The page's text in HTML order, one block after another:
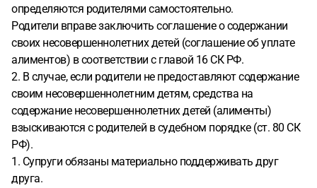
определяются родителями самостоятельно.
Родители вправе заключить соглашение о содержании
своих несовершеннолетних детей (соглашение об уплате
алиментов) в соответствии с главой 16 СК РФ.
2. В случае, если родители не предоставляют содержание
своим несовершеннолетним детям, средства на
содержание несовершеннолетних детей (алименты)
взыскиваются с родителей в судебном порядке (ст. 80 СК
РФ).
1. Супруги обязаны материально поддерживать друг
друга.